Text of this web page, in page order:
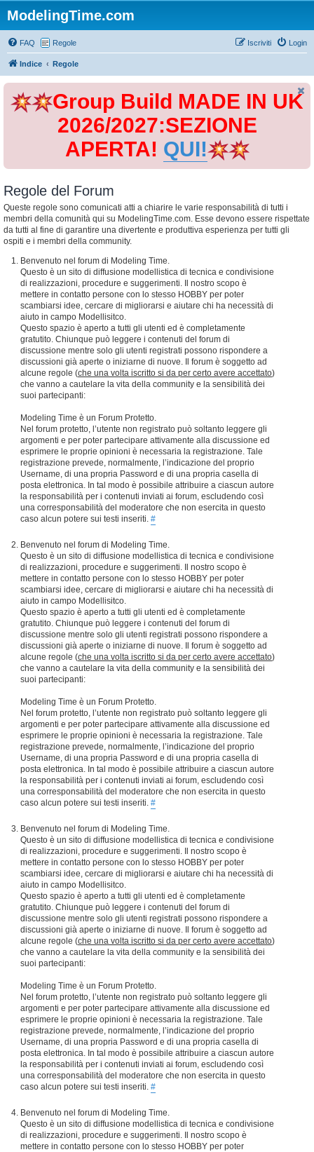
ModelingTime.com
FAQ Regole Login
Iscriviti
Indice Regole
Group Build MADE IN UK
2026/2027:SEZIONE
APERTA! QUI!
Regole del Forum
Queste regole sono comunicati atti a chiarire le varie responsabilità di tutti i
membri della comunità qui su ModelingTime.com. Esse devono essere rispettate
da tutti al fine di garantire una divertente e produttiva esperienza per tutti gli
ospiti e i membri della community.
Benvenuto nel forum di Modeling Time.
Questo è un sito di diffusione modellistica di tecnica e condivisione
di realizzazioni, procedure e suggerimenti. Il nostro scopo è
mettere in contatto persone con lo stesso HOBBY per poter
scambiarsi idee, cercare di migliorarsi e aiutare chi ha necessità di
aiuto in campo Modellisitco.
Questo spazio è aperto a tutti gli utenti ed è completamente
gratutito. Chiunque può leggere i contenuti del forum di
discussione mentre solo gli utenti registrati possono rispondere a
discussioni già aperte o iniziarne di nuove. Il forum è soggetto ad
alcune regole (che una volta iscritto si da per certo avere accettato)
che vanno a cautelare la vita della community e la sensibilità dei
suoi partecipanti:
Modeling Time è un Forum Protetto.
Nel forum protetto, l’utente non registrato può soltanto leggere gli
argomenti e per poter partecipare attivamente alla discussione ed
esprimere le proprie opinioni è necessaria la registrazione. Tale
registrazione prevede, normalmente, l’indicazione del proprio
Username, di una propria Password e di una propria casella di
posta elettronica. In tal modo è possibile attribuire a ciascun autore
la responsabilità per i contenuti inviati ai forum, escludendo così
una corresponsabilità del moderatore che non esercita in questo
caso alcun potere sui testi inseriti. #
Benvenuto nel forum di Modeling Time.
Questo è un sito di diffusione modellistica di tecnica e condivisione
di realizzazioni, procedure e suggerimenti. Il nostro scopo è
mettere in contatto persone con lo stesso HOBBY per poter
scambiarsi idee, cercare di migliorarsi e aiutare chi ha necessità di
aiuto in campo Modellisitco.
Questo spazio è aperto a tutti gli utenti ed è completamente
gratutito. Chiunque può leggere i contenuti del forum di
discussione mentre solo gli utenti registrati possono rispondere a
discussioni già aperte o iniziarne di nuove. Il forum è soggetto ad
alcune regole (che una volta iscritto si da per certo avere accettato)
che vanno a cautelare la vita della community e la sensibilità dei
suoi partecipanti:
Modeling Time è un Forum Protetto.
Nel forum protetto, l’utente non registrato può soltanto leggere gli
argomenti e per poter partecipare attivamente alla discussione ed
esprimere le proprie opinioni è necessaria la registrazione. Tale
registrazione prevede, normalmente, l’indicazione del proprio
Username, di una propria Password e di una propria casella di
posta elettronica. In tal modo è possibile attribuire a ciascun autore
la responsabilità per i contenuti inviati ai forum, escludendo così
una corresponsabilità del moderatore che non esercita in questo
caso alcun potere sui testi inseriti. #
Benvenuto nel forum di Modeling Time.
Questo è un sito di diffusione modellistica di tecnica e condivisione
di realizzazioni, procedure e suggerimenti. Il nostro scopo è
mettere in contatto persone con lo stesso HOBBY per poter
scambiarsi idee, cercare di migliorarsi e aiutare chi ha necessità di
aiuto in campo Modellisitco.
Questo spazio è aperto a tutti gli utenti ed è completamente
gratutito. Chiunque può leggere i contenuti del forum di
discussione mentre solo gli utenti registrati possono rispondere a
discussioni già aperte o iniziarne di nuove. Il forum è soggetto ad
alcune regole (che una volta iscritto si da per certo avere accettato)
che vanno a cautelare la vita della community e la sensibilità dei
suoi partecipanti:
Modeling Time è un Forum Protetto.
Nel forum protetto, l’utente non registrato può soltanto leggere gli
argomenti e per poter partecipare attivamente alla discussione ed
esprimere le proprie opinioni è necessaria la registrazione. Tale
registrazione prevede, normalmente, l’indicazione del proprio
Username, di una propria Password e di una propria casella di
posta elettronica. In tal modo è possibile attribuire a ciascun autore
la responsabilità per i contenuti inviati ai forum, escludendo così
una corresponsabilità del moderatore che non esercita in questo
caso alcun potere sui testi inseriti. #
Benvenuto nel forum di Modeling Time.
Questo è un sito di diffusione modellistica di tecnica e condivisione
di realizzazioni, procedure e suggerimenti. Il nostro scopo è
mettere in contatto persone con lo stesso HOBBY per poter